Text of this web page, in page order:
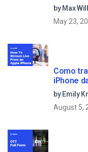
by Max
May 23,
Como
iPhone
by Emily
August 5,